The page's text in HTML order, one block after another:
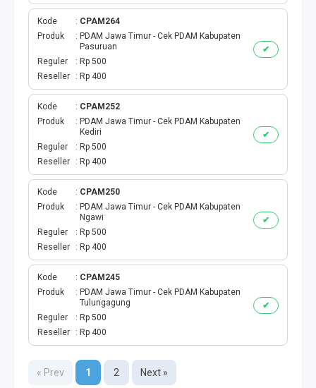
✔
Kode
CPAM264
Produk
PDAM Jawa Timur - Cek PDAM Kabupaten
Pasuruan
Reguler
Rp 500
Reseller
Rp 400
✔
Kode
CPAM252
Produk
PDAM Jawa Timur - Cek PDAM Kabupaten
Kediri
Reguler
Rp 500
Reseller
Rp 400
✔
Kode
CPAM250
Produk
PDAM Jawa Timur - Cek PDAM Kabupaten
Ngawi
Reguler
Rp 500
Reseller
Rp 400
✔
Kode
CPAM245
Produk
PDAM Jawa Timur - Cek PDAM Kabupaten
Tulungagung
Reguler
Rp 500
Reseller
Rp 400
« Prev 1 2 Next »